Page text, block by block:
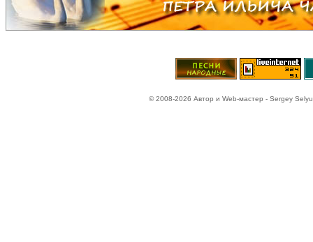
© 2008-2026 Автор и Web-мастер - Sergey